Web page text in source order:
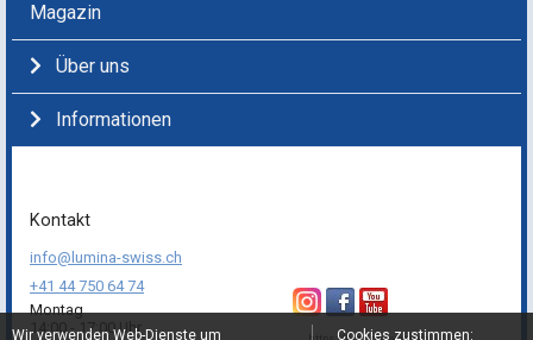
Magazin
Über uns
Informationen
Kontakt
info@lumina-swiss.ch
+41 44 750 64 74
Montag
14:00 - 17:00 Uhr
Wir verwenden Web-Dienste um Cookies zustimmen: